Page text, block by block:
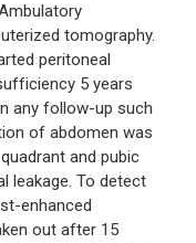
tomography.
peritoneal
5 years
any follow-up such
of abdomen was
and pubic
leakage. To detect
enhanced
out after 15